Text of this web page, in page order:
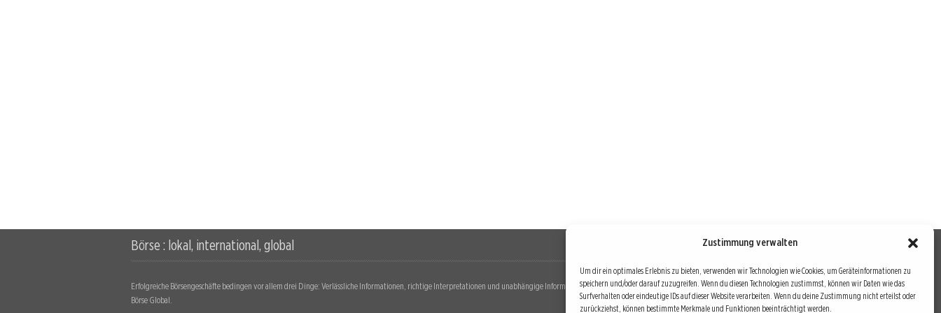
Zustimmung verwalten
Um dir ein optimales Erlebnis zu bieten, verwenden wir Technologien wie Cookies, um Geräteinformationen zu
speichern und/oder darauf zuzugreifen. Wenn du diesen Technologien zustimmst, können wir Daten wie das
Surfverhalten oder eindeutige IDs auf dieser Website verarbeiten. Wenn du deine Zustimmung nicht erteilst oder
zurückziehst, können bestimmte Merkmale und Funktionen beeinträchtigt werden.
Börse : lokal, international, global
Erfolgreiche Börsengeschäfte bedingen vor allem drei Dinge: Verlässliche Informationen, richtige Interpretationen und unabhängige Informationsquellen. Diese drei Bausteine sind auch die redaktionelle Leitlinie von
Börse Global.